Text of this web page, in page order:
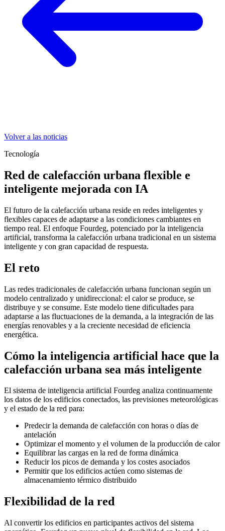
Volver a las noticias
Tecnología
Red de calefacción urbana flexible e
inteligente mejorada con IA
El futuro de la calefacción urbana reside en redes inteligentes y
flexibles capaces de adaptarse a las condiciones cambiantes en
tiempo real. El enfoque Fourdeg, potenciado por la inteligencia
artificial, transforma la calefacción urbana tradicional en un sistema
inteligente y con gran capacidad de respuesta.
El reto
Las redes tradicionales de calefacción urbana funcionan según un
modelo centralizado y unidireccional: el calor se produce, se
distribuye y se consume. Este modelo tiene dificultades para
adaptarse a las fluctuaciones de la demanda, a la integración de las
energías renovables y a la creciente necesidad de eficiencia
energética.
Cómo la inteligencia artificial hace que la
calefacción urbana sea más inteligente
El sistema de inteligencia artificial Fourdeg analiza continuamente
los datos de los edificios conectados, las previsiones meteorológicas
y el estado de la red para:
Predecir la demanda de calefacción con horas o días de
antelación
Optimizar el momento y el volumen de la producción de calor
Equilibrar las cargas en la red de forma dinámica
Reducir los picos de demanda y los costes asociados
Permitir que los edificios actúen como sistemas de
almacenamiento térmico distribuido
Flexibilidad de la red
Al convertir los edificios en participantes activos del sistema